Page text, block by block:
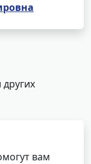
вам